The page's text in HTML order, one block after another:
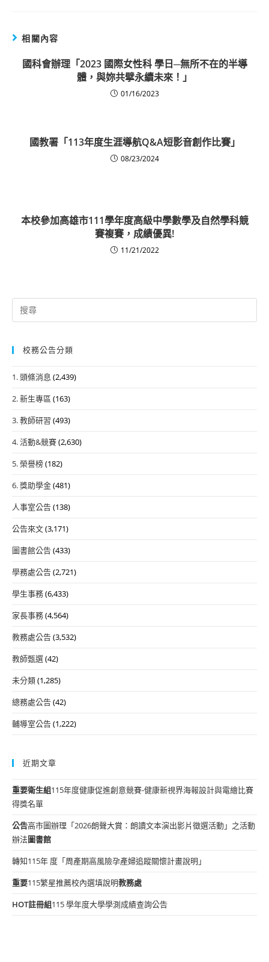
相關內容
國科會辦理「2023 國際女性科 學日─無所不在的半導
體，與妳共擘永續未來！」
01/16/2023
國教署「113年度生涯導航Q&A短影音創作比賽」
08/23/2024
本校參加高雄市111學年度高級中學數學及自然學科競
賽複賽，成績優異!
11/21/2022
Search
for:
校務公告分類
1. 頭條消息 (2,439)
2. 新生專區 (163)
3. 教師研習 (493)
4. 活動&競賽(2,630)
5. 榮譽榜(182)
6. 獎助學金(481)
人事室公告(138)
公告來文(3,171)
圖書館公告(433)
學務處公告(2,721)
學生事務(6,433)
家長事務(4,564)
教務處公告(3,532)
教師甄選(42)
未分類(1,285)
總務處公告(42)
輔導室公告(1,222)
近期文章
重要衛生組115年度健康促進創意競賽-健康新視界海報設計與電繪比賽
得獎名單
公告高市圖辦理「2026朗聲大賞：朗讀文本演出影片徵選活動」之活動
辦法圖書館
轉知115年 度「周產期高風險孕產婦追蹤關懷計畫說明」
重要115繁星推薦校內選填說明教務處
HOT註冊組115 學年度大學學測成績查詢公告